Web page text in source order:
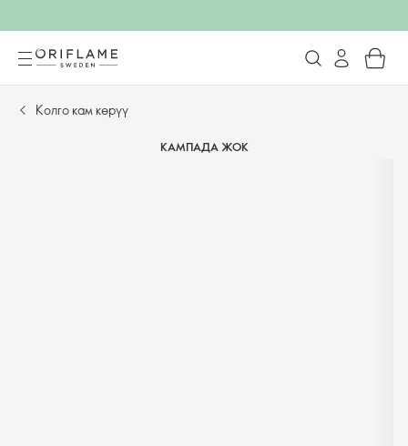
Колго кам көрүү
КАМПАДА ЖОК